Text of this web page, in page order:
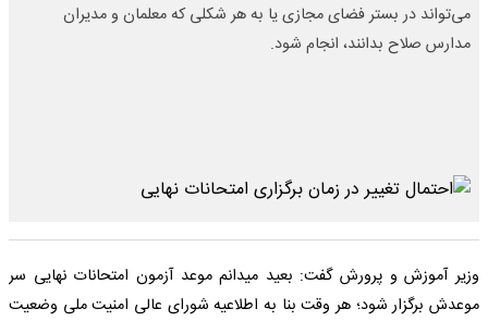
می‌تواند در بستر فضای مجازی یا به هر شکلی که معلمان و مدیران
مدارس صلاح بدانند، انجام شود.
وزیر آموزش و پرورش گفت: بعید میدانم موعد آزمون امتحانات نهایی سر
موعدش برگزار شود؛ هر وقت بنا به اطلاعیه شورای عالی امنیت ملی وضعیت